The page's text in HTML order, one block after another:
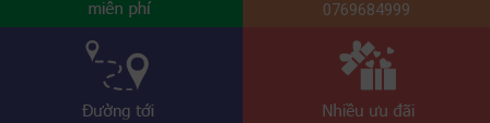
0769684999